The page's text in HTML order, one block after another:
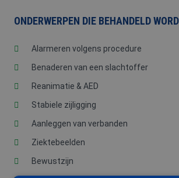
ONDERWERPEN DIE BEHANDELD
Alarmeren volgens procedure
Benaderen van een slachtoffer
Reanimatie & AED
Stabiele zijligging
Aanleggen van verbanden
Ziektebeelden
Bewustzijn